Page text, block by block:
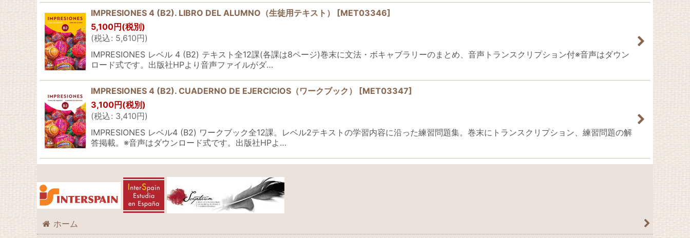
IMPRESIONES 4 (B2). LIBRO DEL ALUMNO（生徒用テキスト） [MET03346]
5,100円 (税別)
(税込: 5,610円)
IMPRESIONES レベル 4 (B2) テキスト全12課(各課は8ページ)巻末に文法・ボキャブラリーのまとめ、音声トランスクリプション付※音声はダウン
ロード式です。出版社HPより音声ファイルがダ…
IMPRESIONES 4 (B2). CUADERNO DE EJERCICIOS（ワークブック） [MET03347]
3,100円 (税別)
(税込: 3,410円)
IMPRESIONES レベル4 (B2) ワークブック全12課。レベル2テキストの学習内容に沿った練習問題集。巻末にトランスクリプション、練習問題の解
答掲載。※音声はダウンロード式です。出版社HPよ…
ホーム